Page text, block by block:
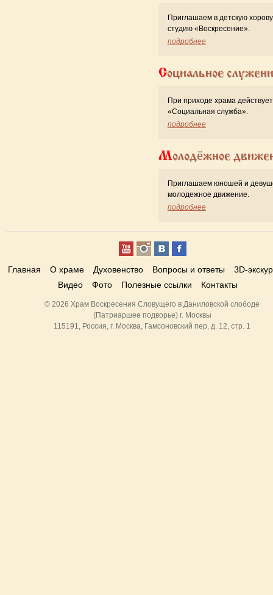
Приглашаем в детскую
студию «Воскресение».
подробнее
Социальное
При приходе храма действует
«Cоциальная служба».
подробнее
Молодёжное
Приглашаем юношей и
молодежное движение.
подробнее
Главная О храме Духовенство Вопросы и ответы
3D-
Видео
Фото Полезные ссылки Контакты
© 2026 Храм Воскресения Словущего в Даниловской слободе
(Патриаршее подворье) г. Москвы
115191, Россия, г. Москва, Гамсоновский пер, д. 12, стр. 1